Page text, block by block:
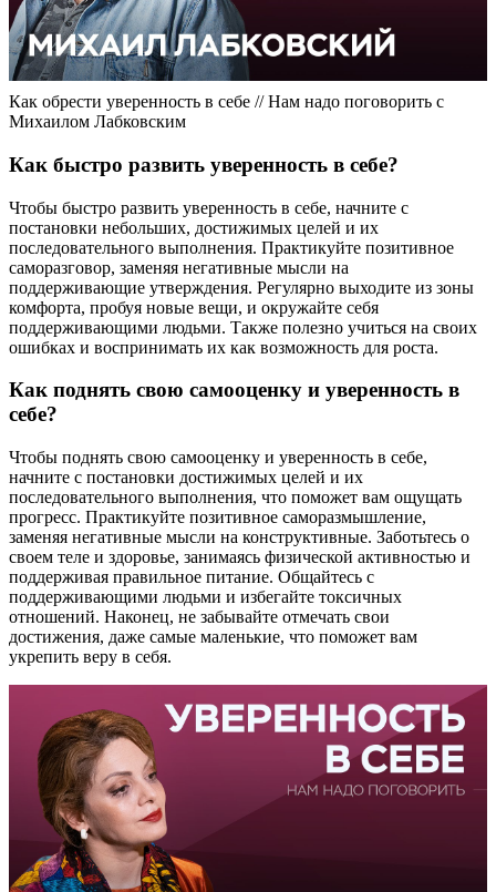
Как обрести уверенность в себе // Нам надо поговорить с
Михаилом Лабковским
Как быстро развить уверенность в себе?
Чтобы быстро развить уверенность в себе, начните с
постановки небольших, достижимых целей и их
последовательного выполнения. Практикуйте позитивное
саморазговор, заменяя негативные мысли на
поддерживающие утверждения. Регулярно выходите из зоны
комфорта, пробуя новые вещи, и окружайте себя
поддерживающими людьми. Также полезно учиться на своих
ошибках и воспринимать их как возможность для роста.
Как поднять свою самооценку и уверенность в
себе?
Чтобы поднять свою самооценку и уверенность в себе,
начните с постановки достижимых целей и их
последовательного выполнения, что поможет вам ощущать
прогресс. Практикуйте позитивное саморазмышление,
заменяя негативные мысли на конструктивные. Заботьтесь о
своем теле и здоровье, занимаясь физической активностью и
поддерживая правильное питание. Общайтесь с
поддерживающими людьми и избегайте токсичных
отношений. Наконец, не забывайте отмечать свои
достижения, даже самые маленькие, что поможет вам
укрепить веру в себя.